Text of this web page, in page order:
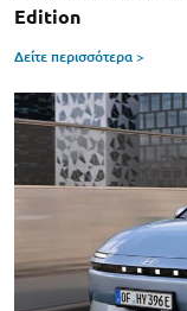
Edition
Δείτε περισσότερα >